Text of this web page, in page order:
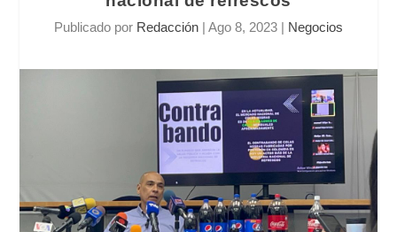
Publicado por Redacción | Ago 8, 2023 | Negocios